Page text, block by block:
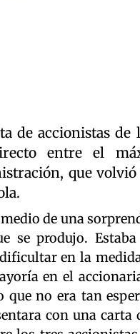
de accionistas de
entre el
que
de una
se produjo.
en la
en el
no era tan
con una carta